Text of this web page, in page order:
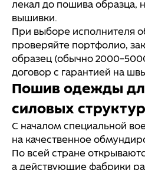
лекал до пошива образца,
вышивки.
При выборе исполнителя
проверяйте портфолио,
образец (обычно
договор с гарантией на
Пошив одежды
силовых структур
С началом специальной
на качественное
По всей стране
а действующие фабрики
Расскажите о вашей задаче, а мы
Оставьте